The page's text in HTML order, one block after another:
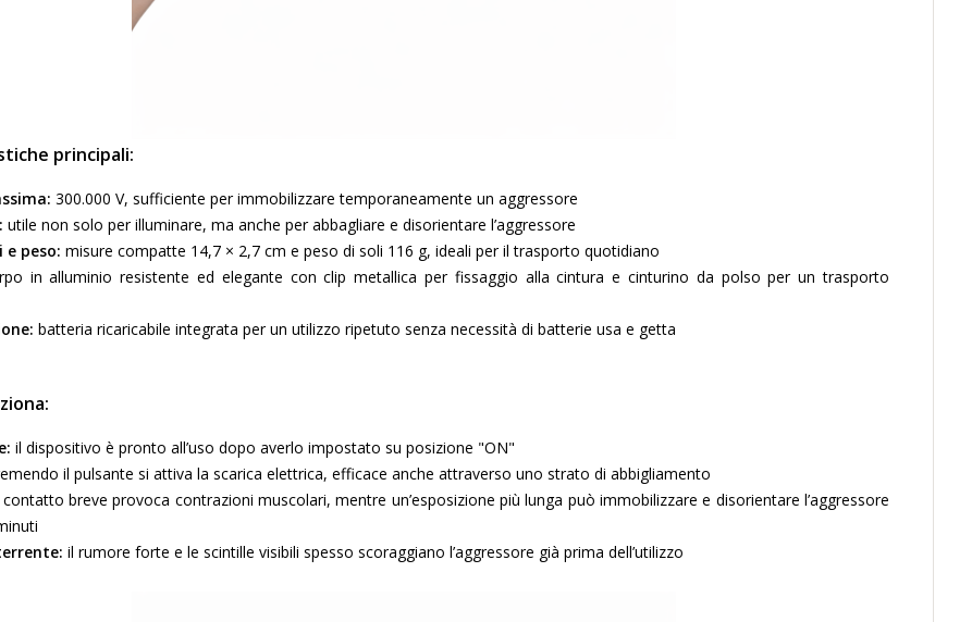
principali:
300.000 V, sufficiente per immobilizzare temporaneamente un aggressore
utile non solo per illuminare, ma anche per abbagliare e disorientare l’aggressore
e peso: misure compatte 14,7 × 2,7 cm e peso di soli 116 g, ideali per il trasporto quotidiano
in alluminio resistente ed elegante con clip metallica per fissaggio alla cintura e cinturino da polso per un trasporto
batteria ricaricabile integrata per un utilizzo ripetuto senza necessità di batterie usa e getta
il dispositivo è pronto all’uso dopo averlo impostato su posizione "ON"
il pulsante si attiva la scarica elettrica, efficace anche attraverso uno strato di abbigliamento
breve provoca contrazioni muscolari, mentre un’esposizione più lunga può immobilizzare e disorientare l’aggressore
il rumore forte e le scintille visibili spesso scoraggiano l’aggressore già prima dell’utilizzo